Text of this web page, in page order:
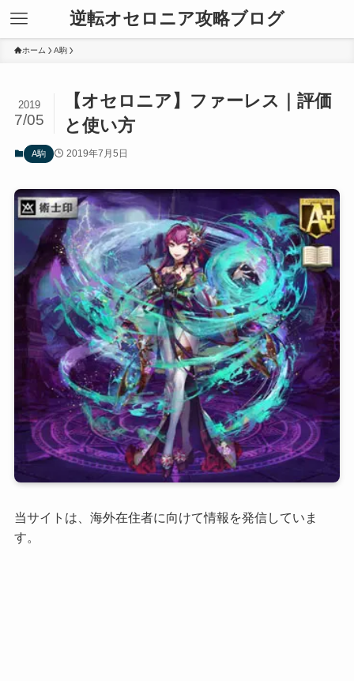
逆転オセロニア攻略ブログ
ホーム A駒
【オセロニア】ファーレス｜評価
と使い方
2019
7/05
A駒 2019年7月5日
当サイトは、海外在住者に向けて情報を発信していま
す。